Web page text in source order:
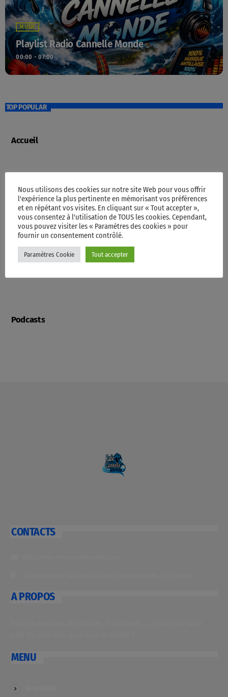
MUSIC
Playlist Radio Cannelle Monde
00:00 - 07:00
TOP POPULAR
Accueil
Programme
Contacts
Podcasts
CONTACTS
A PROPOS
MENU
Nous utilisons des cookies sur notre site Web pour vous offrir
l'expérience la plus pertinente en mémorisant vos préférences
et en répétant vos visites. En cliquant sur « Tout accepter »,
vous consentez à l'utilisation de TOUS les cookies. Cependant,
vous pouvez visiter les « Paramètres des cookies » pour
fournir un consentement contrôlé.
Paramètres Cookie Tout accepter